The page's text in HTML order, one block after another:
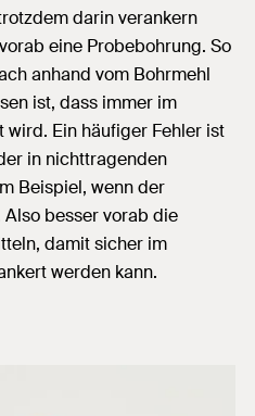
darin verankern
eine Probebohrung. So
anhand vom Bohrmehl
ist, dass immer im
Ein häufiger Fehler ist
in nichttragenden
Beispiel, wenn der
besser vorab die
damit sicher im
werden kann.